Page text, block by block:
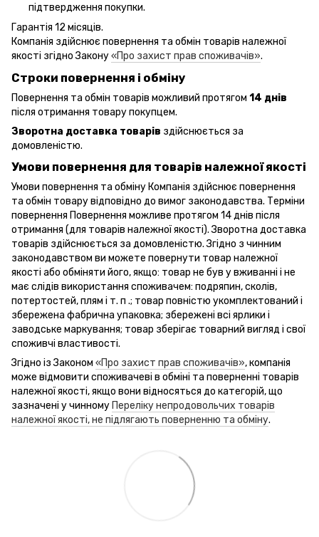
підтвердження покупки.
Гарантія 12 місяців.
Компанія здійснює повернення та обмін товарів належної
якості згідно Закону«Про захист прав споживачів».
Строки повернення і обміну
Повернення та обмін товарів можливий протягом 14 днів
після отримання товару покупцем.
Зворотна доставка товарів здійснюється за
домовленістю.
Умови повернення для товарів належної якості
Умови повернення та обміну Компанія здійснює повернення
та обмін товару відповідно до вимог законодавства. Терміни
повернення Повернення можливе протягом 14 днів після
отримання (для товарів належної якості). Зворотна доставка
товарів здійснюється за домовленістю. Згідно з чинним
законодавством ви можете повернути товар належної
якості або обміняти його, якщо: товар не був у вживанні і не
має слідів використання споживачем: подряпин, сколів,
потертостей, плям і т. п .; товар повністю укомплектований і
збережена фабрична упаковка; збережені всі ярлики і
заводське маркування; товар зберігає товарний вигляд і свої
споживчі властивості.
Згідно із Законом «Про захист прав споживачів», компанія
може відмовити споживачеві в обміні та поверненні товарів
належної якості, якщо вони відносяться до категорій, що
зазначені у чинномуПереліку непродовольчих товарів
належної якості, не підлягають поверненню та обміну.